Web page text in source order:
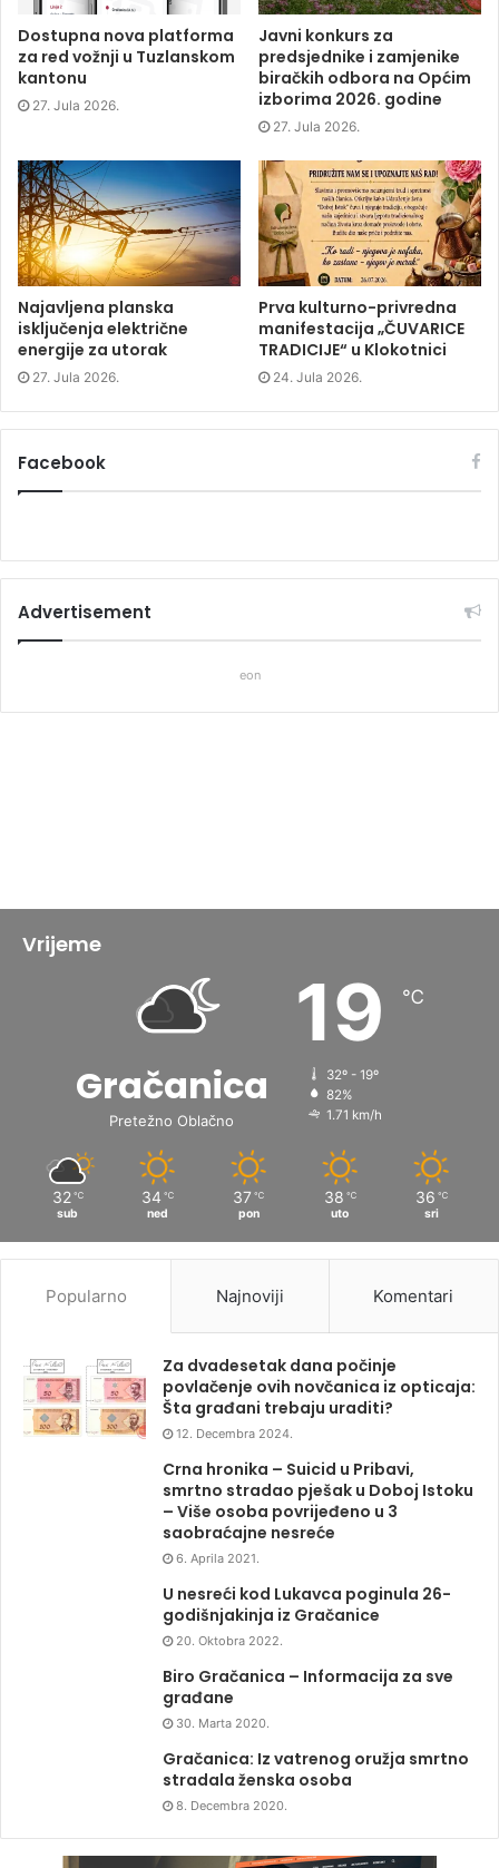
(
O
p
e
n
s
i
n
n
i
n
d
o
w
)
O
e
n
s
i
n
e
n
d
o
w
)
O
p
e
n
i
d
o
w
)
w
i
n
d
Dostupna nova platforma
za red vožnji u Tuzlanskom
kantonu
27. Jula 2026.
Javni konkurs za
predsjednike i zamjenike
biračkih odbora na Općim
izborima 2026. godine
27. Jula 2026.
Najavljena planska
isključenja električne
energije za utorak
27. Jula 2026.
Prva kulturno-privredna
manifestacija „ČUVARICE
TRADICIJE“ u Klokotnici
24. Jula 2026.
Facebook
Advertisement
eon
Vrijeme
Gračanica
Pretežno Oblačno
19 ℃
32º - 19º
82%
1.71 km/h
32 ℃
sub
34 ℃
ned
37 ℃
pon
38 ℃
uto
36 ℃
sri
Popularno Najnoviji Komentari
Za dvadesetak dana počinje
povlačenje ovih novčanica iz opticaja:
Šta građani trebaju uraditi?
12. Decembra 2024.
Crna hronika – Suicid u Pribavi,
smrtno stradao pješak u Doboj Istoku
– Više osoba povrijeđeno u 3
saobraćajne nesreće
6. Aprila 2021.
U nesreći kod Lukavca poginula 26-
godišnjakinja iz Gračanice
20. Oktobra 2022.
Biro Gračanica – Informacija za sve
građane
30. Marta 2020.
Gračanica: Iz vatrenog oružja smrtno
stradala ženska osoba
8. Decembra 2020.